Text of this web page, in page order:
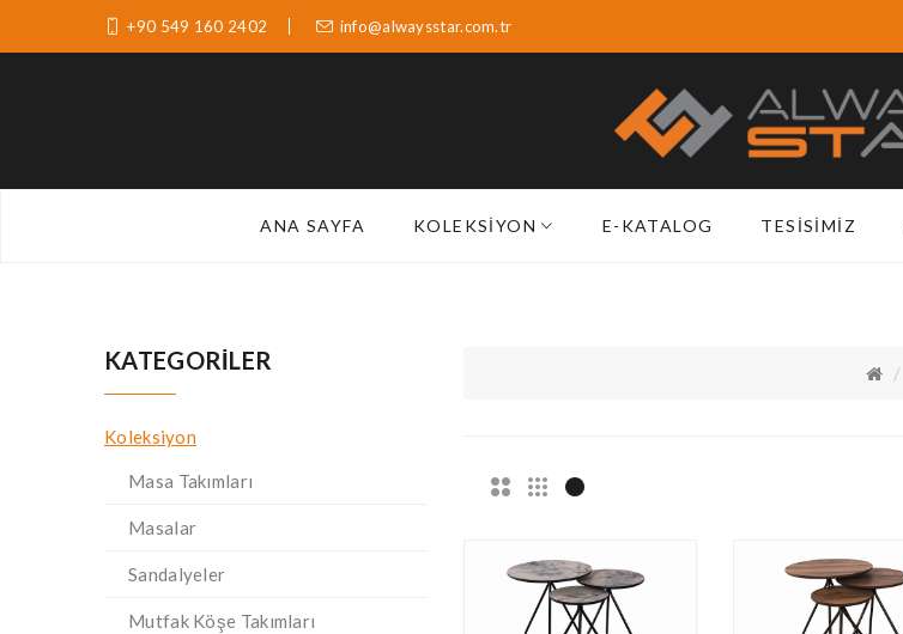
+90 549 160 2402 info@alwaysstar.com.tr
ANA SAYFA KOLEKSIYON E-KATALOG TESISIMIZ
KATEGORILER
Koleksiyon
Masa Takımları
Masalar
Sandalyeler
Mutfak Köşe Takımları